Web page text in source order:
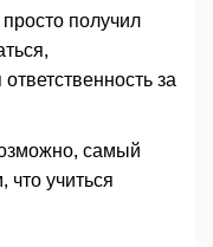
получил
за
самый
что учиться